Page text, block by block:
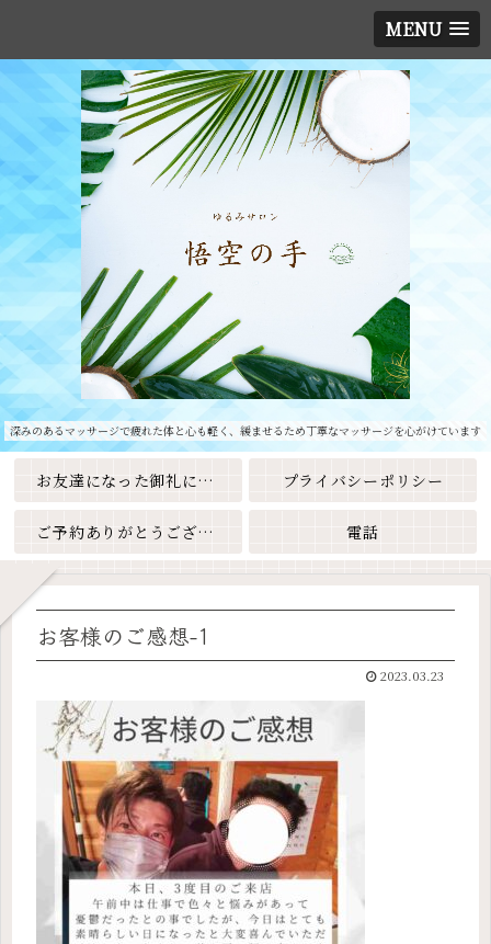
MENU
深みのあるマッサージで疲れた体と心も軽く、緩ませるため丁寧なマッサージを心がけています
お友達になった御礼に素敵なクーポンをプレゼント🎁 プライバシーポリシー
ご予約ありがとうございます 電話
お客様のご感想-1
2023.03.23